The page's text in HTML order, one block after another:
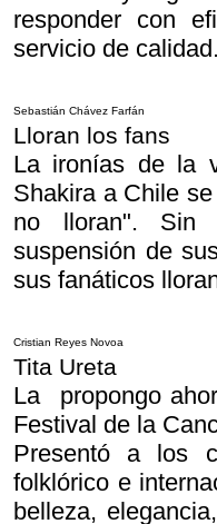
responder con
servicio de calidad.
Sebastián Chávez Farfán
Lloran los fans
La ironías de la
Shakira a Chile
no lloran". Sin
suspensión de
sus fanáticos
Cristian Reyes Novoa
Tita Ureta
La propongo
Festival de la
Presentó a los
folklórico e
belleza,